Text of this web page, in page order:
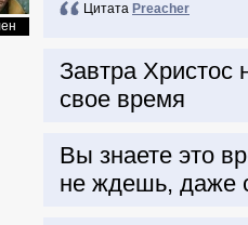
Цитата Preacher
Завтра Христос
свое время
Вы знаете это
не ждешь, даже